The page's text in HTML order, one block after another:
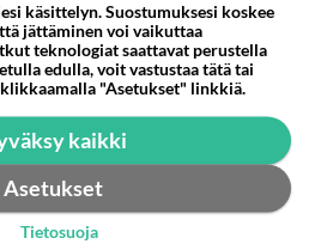
mene hyvin
https://www.iltalehti.fi/viihdeuutiset/a/c46da6ab-340f-4790-aaa7-0865eed2336 Yrityksen konkurssihakemus on tullut kärä
Tiesitkö? Martina Aitolehden isäpuoli on tämä suosittu laulaja
Martina Aitolehti on seurattu julkisuuden henkilö. Lähipiiriin mahtuu muitakin tunnettuja henkilöitä. Tiesitkö, että Ma
pitkä koulumatka
käsittelyn. Suostumuksesi koskee
jättäminen voi vaikuttaa
teknologiat saattavat perustella
edulla, voit vastustaa tätä tai
"Asetukset" linkkiä.
kaikki
Asetukset
Tietosuoja